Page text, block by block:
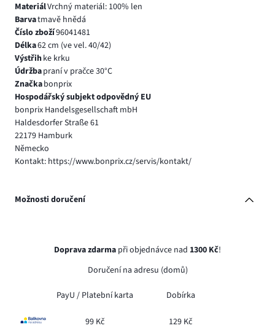
MateriálVrchný materiál: 100% len
Barvatmavě hnědá
Číslo zboží96041481
Délka62 cm (ve vel. 40/42)
Výstřihke krku
Údržbapraní v pračce 30°C
Značkabonprix
Hospodářský subjekt odpovědný EU
bonprix Handelsgesellschaft mbH
Haldesdorfer Straße 61
22179 Hamburk
Německo
Kontakt: https://www.bonprix.cz/servis/kontakt/
Možnosti doručení
Doprava zdarma při objednávce nad 1300 Kč!
Doručení na adresu (domů)
PayU / Platební karta Dobírka
99 Kč 129 Kč